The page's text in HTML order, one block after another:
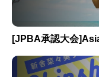
[JPBA承認大会